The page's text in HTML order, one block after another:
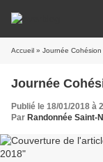
Accueil » Journée
Journée
Publié le 18/01/2018 à
Par Randonnée Saint-